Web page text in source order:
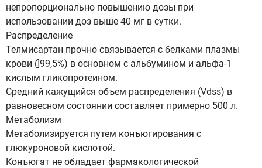
непропорционально повышению дозы при
использовании доз выше 40 мг в сутки.
Распределение
Телмисартан прочно связывается с белками плазмы
крови (]99,5%) в основном с альбумином и альфа-1
кислым гликопротеином.
Средний кажущийся объем распределения (Vdss) в
равновесном состоянии составляет примерно 500 л.
Метаболизм
Метаболизируется путем конъюгирования с
глюкуроновой кислотой.
Конъюгат не обладает фармакологической